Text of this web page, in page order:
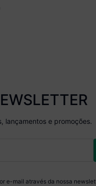
lançamentos e promoções.
e-mail através da nossa